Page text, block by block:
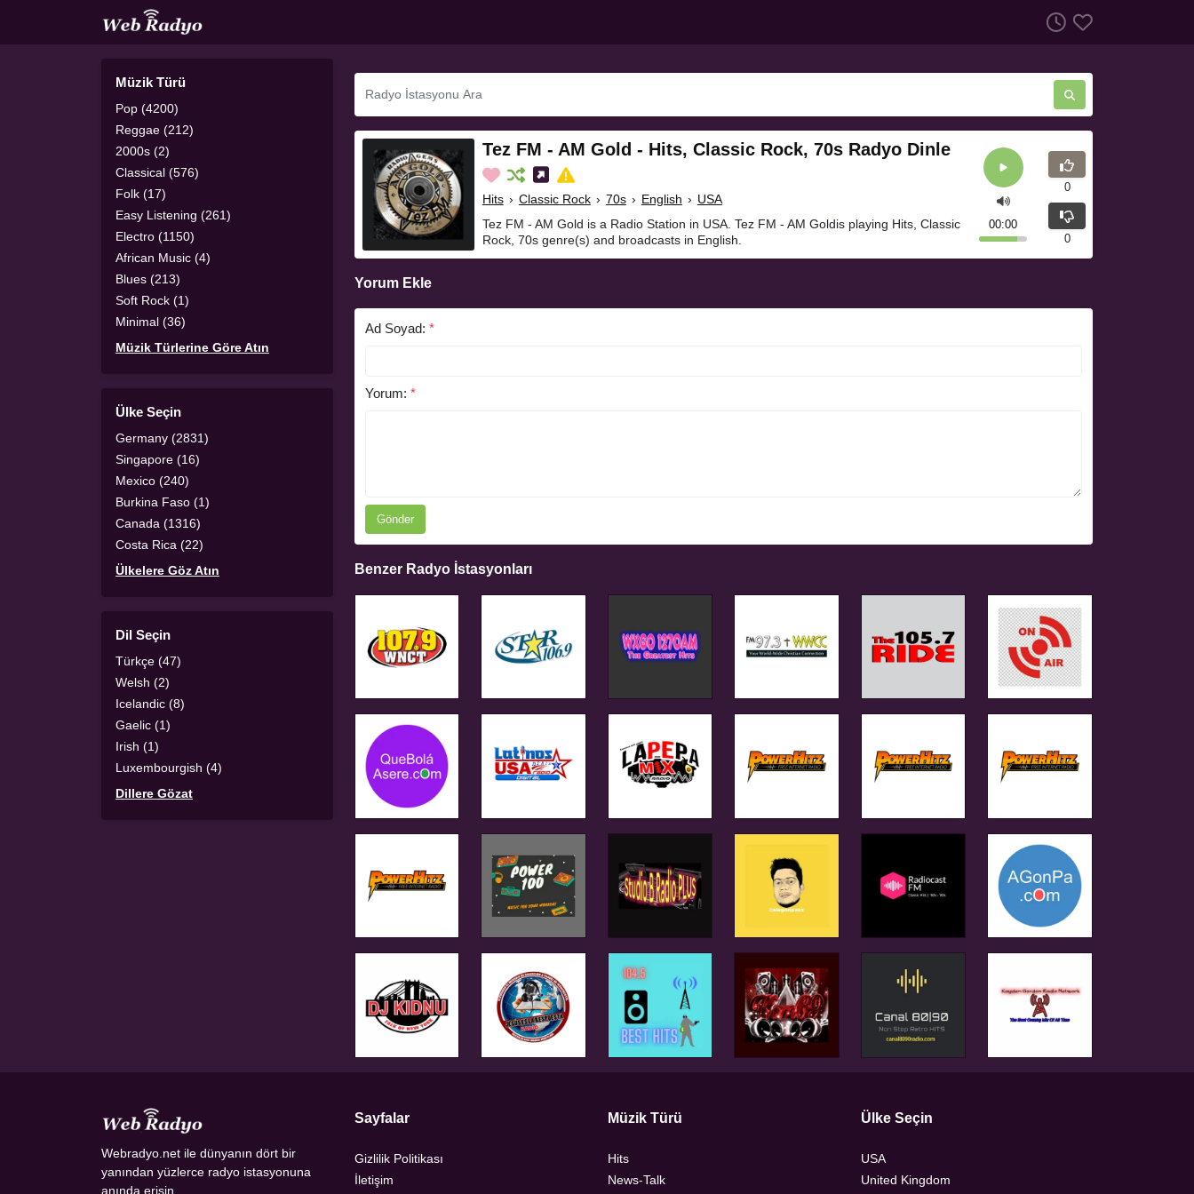
Müzik Türü
Pop (4200)
Reggae (212)
2000s (2)
Classical (576)
Folk (17)
Easy Listening (261)
Electro (1150)
African Music (4)
Blues (213)
Soft Rock (1)
Minimal (36)
Müzik Türlerine Göre Atın
Ülke Seçin
Germany (2831)
Singapore (16)
Mexico (240)
Burkina Faso (1)
Canada (1316)
Costa Rica (22)
Ülkelere Göz Atın
Dil Seçin
Türkçe (47)
Welsh (2)
Icelandic (8)
Gaelic (1)
Irish (1)
Luxembourgish (4)
Dillere Gözat
Tez FM - AM Gold - Hits, Classic Rock, 70s Radyo Dinle
Hits › Classic Rock › 70s › English › USA
Tez FM - AM Gold is a Radio Station in USA. Tez FM - AM Goldis playing Hits, Classic
Rock, 70s genre(s) and broadcasts in English.
00:00
0
0
Yorum Ekle
Ad Soyad: *
Yorum: *
Gönder
Benzer Radyo İstasyonları
Webradyo.net ile dünyanın dört bir
yanından yüzlerce radyo istasyonuna
anında erişin.
Sayfalar
Gizlilik Politikası
İletişim
Müzik Türü
Hits
News-Talk
Ülke Seçin
USA
United Kingdom